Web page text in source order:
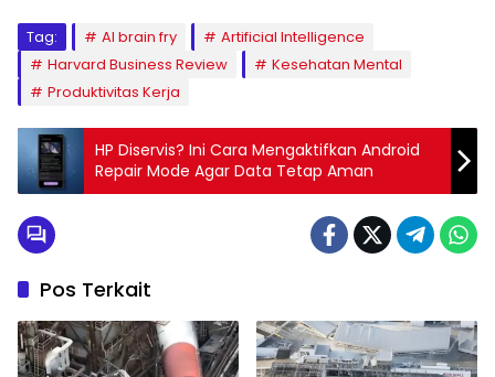
Tag: AI brain fry
Artificial Intelligence
Harvard Business Review
Kesehatan Mental
Produktivitas Kerja
HP Diservis? Ini Cara Mengaktifkan Android
Repair Mode Agar Data Tetap Aman
Pos Terkait